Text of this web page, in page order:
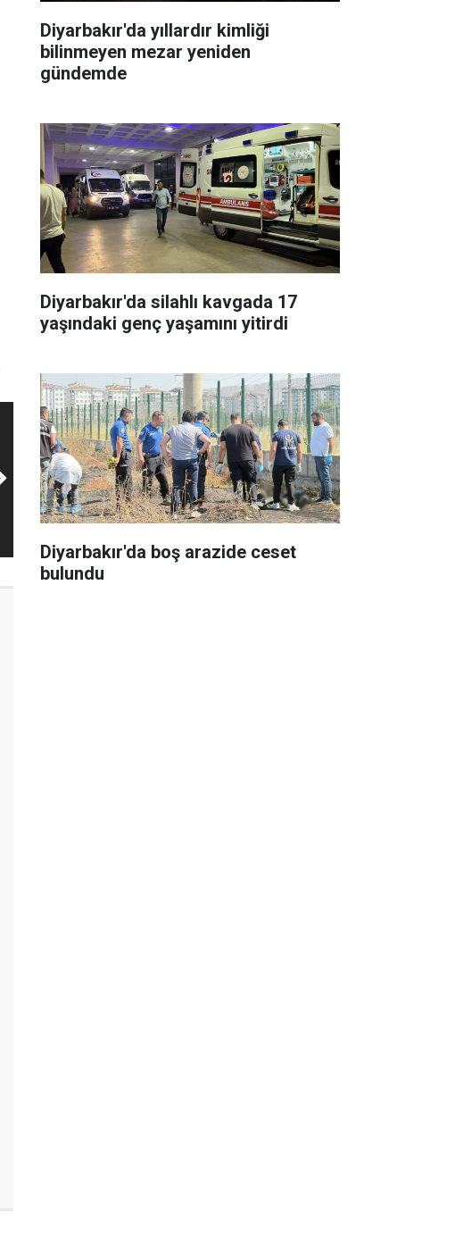
Diyarbakır'da yıllardır kimliği
bilinmeyen mezar yeniden
gündemde
Diyarbakır'da silahlı kavgada 17
yaşındaki genç yaşamını yitirdi
Diyarbakır'da boş arazide ceset
bulundu